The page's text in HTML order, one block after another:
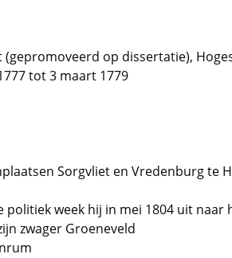
(gepromoveerd op dissertatie),
tot 3 maart 1779
Sorgvliet en Vredenburg te
politiek week hij in mei 1804 uit naar
zwager Groeneveld